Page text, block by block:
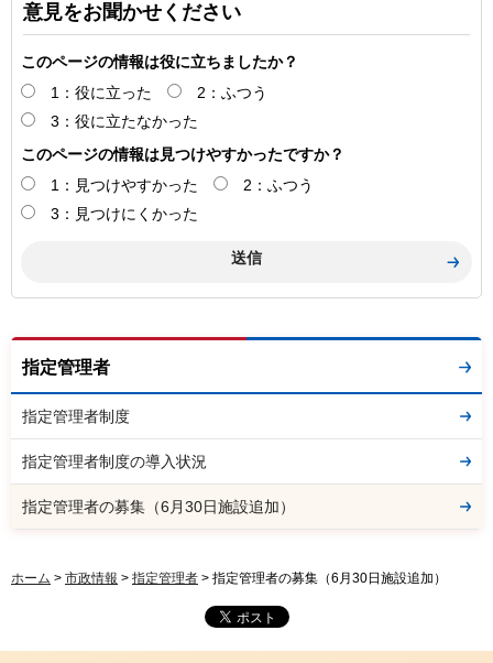
意見をお聞かせください
このページの情報は役に立ちましたか？
1：役に立った
2：ふつう
3：役に立たなかった
このページの情報は見つけやすかったですか？
1：見つけやすかった
2：ふつう
3：見つけにくかった
指定管理者
指定管理者制度
指定管理者制度の導入状況
指定管理者の募集（6月30日施設追加）
ホーム > 市政情報 > 指定管理者 > 指定管理者の募集（6月30日施設追加）